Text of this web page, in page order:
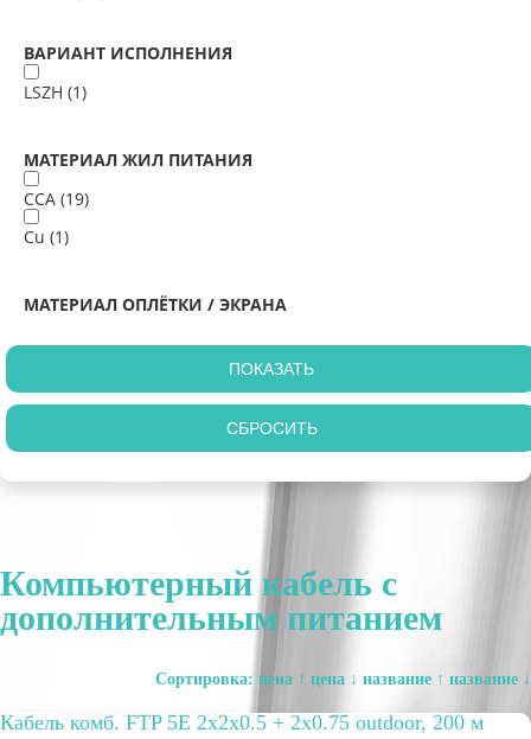
ВАРИАНТ ИСПОЛНЕНИЯ
LSZH (1)
МАТЕРИАЛ ЖИЛ ПИТАНИЯ
CCA (19)
Cu (1)
МАТЕРИАЛ ОПЛЁТКИ / ЭКРАНА
Компьютерный кабель с
дополнительным питанием
Сортировка: цена ↑ цена ↓ название ↑ название ↓
Кабель комб. FTP 5E 2x2x0.5 + 2x0.75 outdoor, 200 м